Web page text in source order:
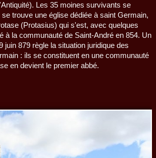
Les 35 moines survivants se
trouve une église dédiée à saint Germain,
(Protasius) qui s'est, avec quelques
à la communauté de Saint-André en 854. Un
juin 879 règle la situation juridique des
: ils se constituent en une communauté
en devient le premier abbé.